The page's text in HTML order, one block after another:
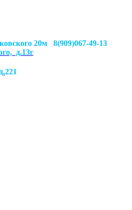
20м 8(909)067-49-13
д.13г
221